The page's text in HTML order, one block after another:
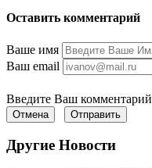
Оставить комментарий
Ваше имя
Ваш email
Введите Ваш комментарий
Отмена Отправить
Другие Новости